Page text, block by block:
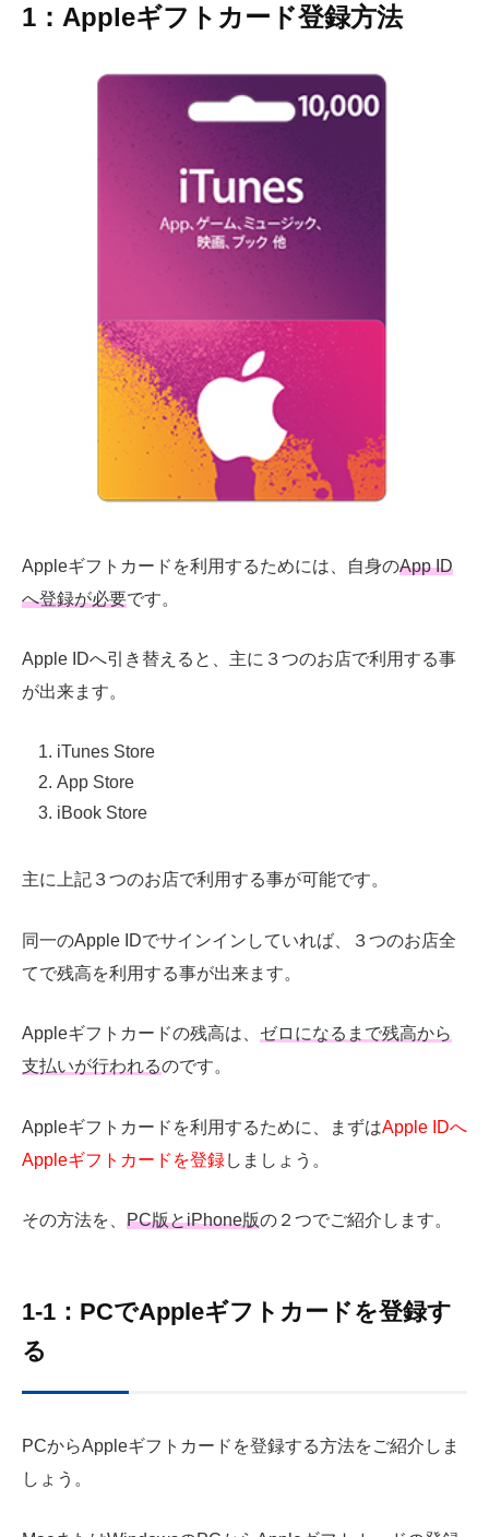
1： Appleギフトカード登録方法
Appleギフトカードを利用するためには、自身のApp ID
へ登録が必要です。
Apple IDへ引き替えると、主に３つのお店で利用する事
が出来ます。
iTunes Store
App Store
iBook Store
主に上記３つのお店で利用する事が可能です。
同一のApple IDでサインインしていれば、３つのお店全
てで残高を利用する事が出来ます。
Appleギフトカードの残高は、 ゼロになるまで残高から
支払いが行われるのです。
Appleギフトカードを利用するために、まずはApple IDへ
Appleギフトカードを登録しましょう。
その方法を、 PC版とiPhone版の２つでご紹介します。
1-1：PCでAppleギフトカードを登録す
る
PCからAppleギフトカードを登録する方法をご紹介しま
しょう。